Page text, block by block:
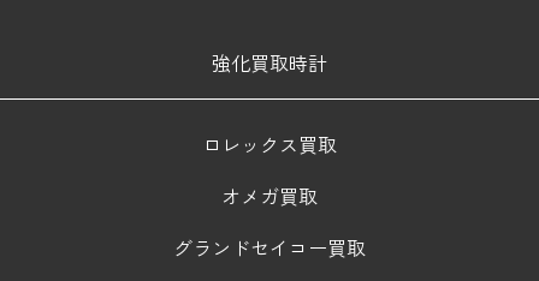
強化買取時計
ロレックス買取
オメガ買取
グランドセイコー買取